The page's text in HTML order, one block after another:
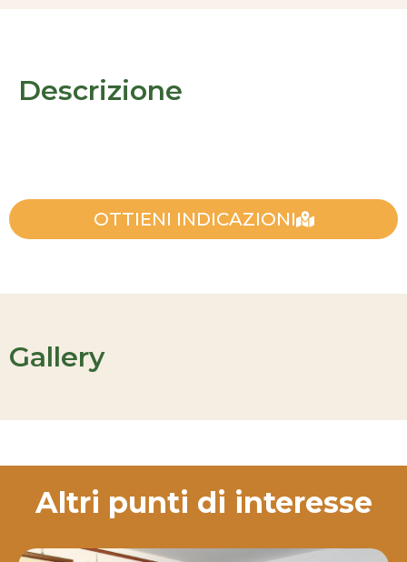
Descrizione
OTTIENI INDICAZIONI
Gallery
Altri punti di interesse